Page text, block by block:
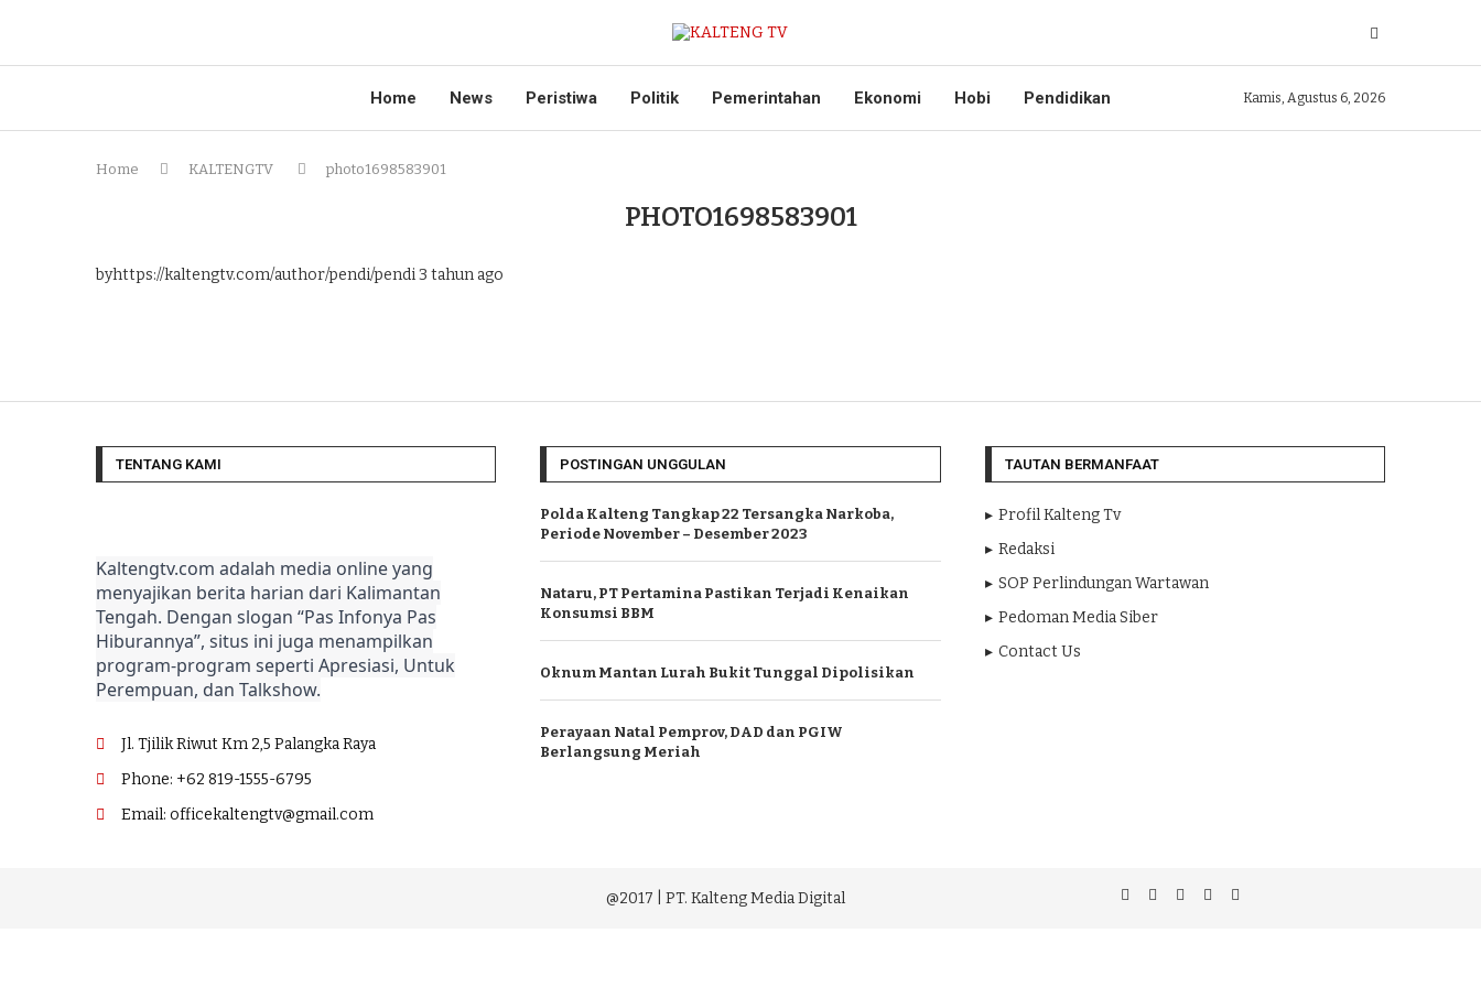
Home News Peristiwa Politik Pemerintahan Ekonomi Hobi Pendidikan Kamis, Agustus 6, 2026
Home KALTENGTV photo1698583901
PHOTO1698583901
byhttps://kaltengtv.com/author/pendi/pendi3 tahun ago
TENTANG KAMI
Kaltengtv.com adalah media online yang
menyajikan berita harian dari Kalimantan
Tengah. Dengan slogan “Pas Infonya Pas
Hiburannya”, situs ini juga menampilkan
program-program seperti Apresiasi, Untuk
Perempuan, dan Talkshow.
Jl. Tjilik Riwut Km 2,5 Palangka Raya
Phone: +62 819-1555-6795
Email: officekaltengtv@gmail.com
POSTINGAN UNGGULAN
Polda Kalteng Tangkap 22 Tersangka Narkoba,
Periode November – Desember 2023
Nataru, PT Pertamina Pastikan Terjadi Kenaikan
Konsumsi BBM
Oknum Mantan Lurah Bukit Tunggal Dipolisikan
Perayaan Natal Pemprov, DAD dan PGIW
Berlangsung Meriah
TAUTAN BERMANFAAT
Profil Kalteng Tv
Redaksi
SOP Perlindungan Wartawan
Pedoman Media Siber
Contact Us
@2017 | PT. Kalteng Media Digital